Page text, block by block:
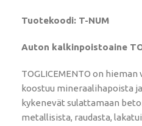
Tuotekoodi: T-NUM
Auton kalkinpoistoaine
TOGLICEMENTO on
koostuu mineraalihapoista
kykenevät sulattamaan
metallisista, raudasta,